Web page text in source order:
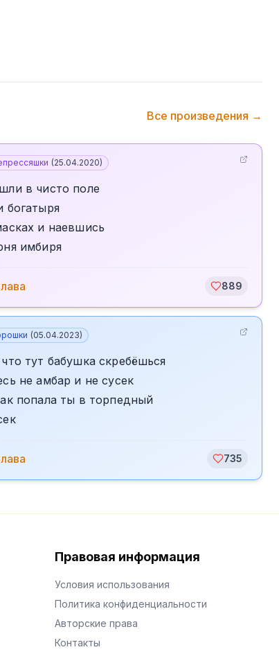
Все произведения →
(25.04.2020)
в чисто поле
богатыря
и наевшись
имбиря
889
(05.04.2023)
тут бабушка скребёшься
не амбар и не сусек
попала ты в торпедный
735
Правовая информация
Условия использования
Политика конфиденциальности
Авторские права
Контакты